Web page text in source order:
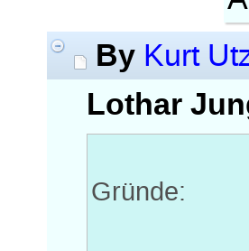
By Kurt
Lothar
Gründe: